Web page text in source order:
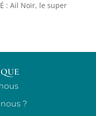
: Ail Noir, le super
?